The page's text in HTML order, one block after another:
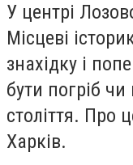
У центрі
Місцеві
знахідку і
бути погріб
століття. Про
Харків.